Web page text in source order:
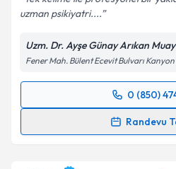
uzman psikiyatri....
Uzm. Dr. Ayşe Günay Arıkan
Fener Mah. Bülent Ecevit Bulvarı
0 (850)
Randevu
Randevu Takvimi